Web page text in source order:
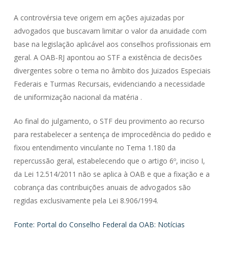
A controvérsia teve origem em ações ajuizadas por
advogados que buscavam limitar o valor da anuidade com
base na legislação aplicável aos conselhos profissionais em
geral. A OAB-RJ apontou ao STF a existência de decisões
divergentes sobre o tema no âmbito dos Juizados Especiais
Federais e Turmas Recursais, evidenciando a necessidade
de uniformização nacional da matéria .
Ao final do julgamento, o STF deu provimento ao recurso
para restabelecer a sentença de improcedência do pedido e
fixou entendimento vinculante no Tema 1.180 da
repercussão geral, estabelecendo que o artigo 6º, inciso I,
da Lei 12.514/2011 não se aplica à OAB e que a fixação e a
cobrança das contribuições anuais de advogados são
regidas exclusivamente pela Lei 8.906/1994.
Fonte: Portal do Conselho Federal da OAB: Notícias